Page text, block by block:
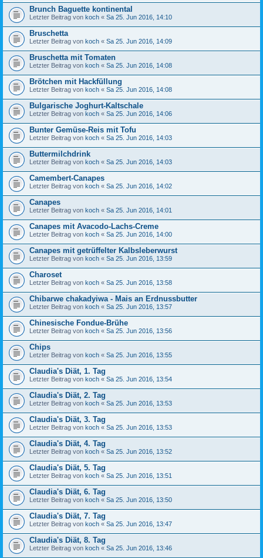
Brunch Baguette kontinental
Letzter Beitrag von koch « Sa 25. Jun 2016, 14:10
Bruschetta
Letzter Beitrag von koch « Sa 25. Jun 2016, 14:09
Bruschetta mit Tomaten
Letzter Beitrag von koch « Sa 25. Jun 2016, 14:08
Brötchen mit Hackfüllung
Letzter Beitrag von koch « Sa 25. Jun 2016, 14:08
Bulgarische Joghurt-Kaltschale
Letzter Beitrag von koch « Sa 25. Jun 2016, 14:06
Bunter Gemüse-Reis mit Tofu
Letzter Beitrag von koch « Sa 25. Jun 2016, 14:03
Buttermilchdrink
Letzter Beitrag von koch « Sa 25. Jun 2016, 14:03
Camembert-Canapes
Letzter Beitrag von koch « Sa 25. Jun 2016, 14:02
Canapes
Letzter Beitrag von koch « Sa 25. Jun 2016, 14:01
Canapes mit Avacodo-Lachs-Creme
Letzter Beitrag von koch « Sa 25. Jun 2016, 14:00
Canapes mit getrüffelter Kalbsleberwurst
Letzter Beitrag von koch « Sa 25. Jun 2016, 13:59
Charoset
Letzter Beitrag von koch « Sa 25. Jun 2016, 13:58
Chibarwe chakadyiwa - Mais an Erdnussbutter
Letzter Beitrag von koch « Sa 25. Jun 2016, 13:57
Chinesische Fondue-Brühe
Letzter Beitrag von koch « Sa 25. Jun 2016, 13:56
Chips
Letzter Beitrag von koch « Sa 25. Jun 2016, 13:55
Claudia's Diät, 1. Tag
Letzter Beitrag von koch « Sa 25. Jun 2016, 13:54
Claudia's Diät, 2. Tag
Letzter Beitrag von koch « Sa 25. Jun 2016, 13:53
Claudia's Diät, 3. Tag
Letzter Beitrag von koch « Sa 25. Jun 2016, 13:53
Claudia's Diät, 4. Tag
Letzter Beitrag von koch « Sa 25. Jun 2016, 13:52
Claudia's Diät, 5. Tag
Letzter Beitrag von koch « Sa 25. Jun 2016, 13:51
Claudia's Diät, 6. Tag
Letzter Beitrag von koch « Sa 25. Jun 2016, 13:50
Claudia's Diät, 7. Tag
Letzter Beitrag von koch « Sa 25. Jun 2016, 13:47
Claudia's Diät, 8. Tag
Letzter Beitrag von koch « Sa 25. Jun 2016, 13:46